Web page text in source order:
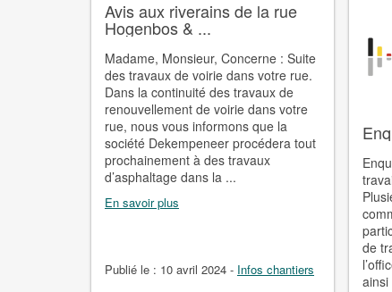
Avis aux riverains de la rue
Hogenbos & ...
Madame, Monsieur, Concerne : Suite
des travaux de voirie dans votre rue.
Dans la continuité des travaux de
renouvellement de voirie dans votre
rue, nous vous informons que la
société Dekempeneer procédera tout
prochainement à des travaux
d’asphaltage dans la ...
En savoir plus
Publié le : 10 avril 2024 - Infos chantiers
de